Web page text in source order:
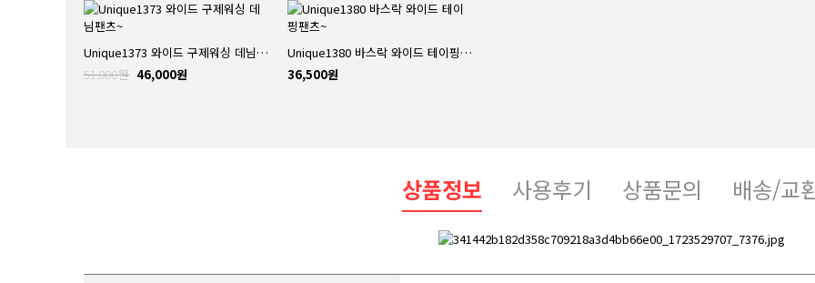
Unique1373 와이드 구제워싱 데님팬츠~
51,000원 46,000원
Unique1380 바스락 와이드 테이핑팬츠~
36,500원
상품정보 사용후기 상품문의 배송/교